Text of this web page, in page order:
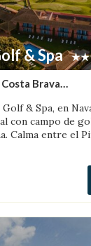
& Spa
Brava
& Spa, en
con campo de
Calma entre el